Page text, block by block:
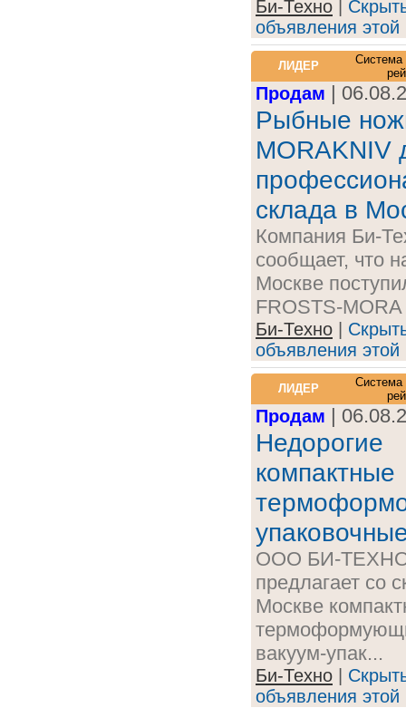
Би-Техно
объявления этой
ЛИДЕР
Система
Продам |
Рыбные
MORAKNIV
склада в
Компания Би-
сообщает, что
Москве
FROSTS-
Би-Техно
объявления этой
ЛИДЕР
Система
Продам |
Недорогие
компактные
ООО БИ-
предлагает со
Москве
вакуум-упак...
Би-Техно
объявления этой